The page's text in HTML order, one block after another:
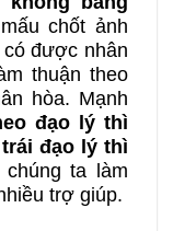
chốt ảnh
được nhân
thuận theo
hòa. Mạnh
đạo lý thì
đạo lý thì
ta làm
trợ giúp.